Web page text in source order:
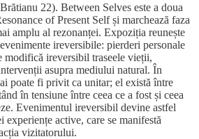
22). Between Selves este a doua
of Present Self și marchează faza
amplu al rezonanței. Expoziția reunește
ireversibile: pierderi personale
modifică ireversibil traseele vieții,
asupra mediului natural. În
poate fi privit ca unitar; el există între
în tensiune între ceea ce a fost și ceea
Evenimentul ireversibil devine astfel
active, care se manifestă
vizitatorului.